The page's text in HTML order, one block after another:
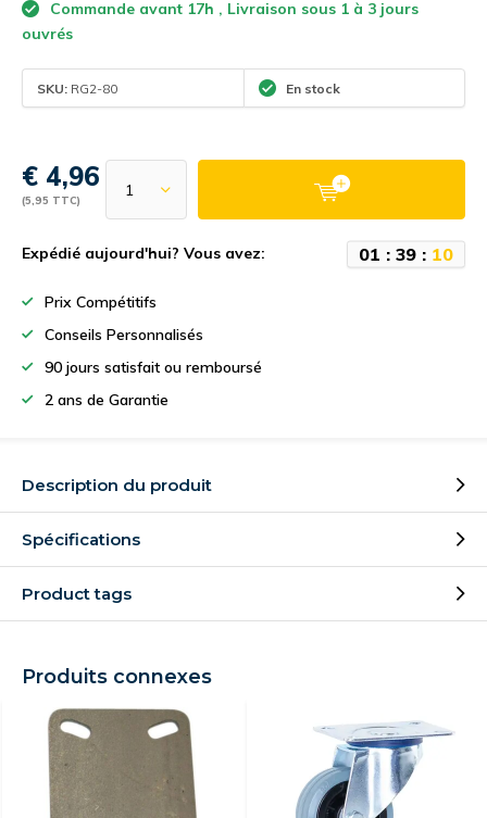
Commande avant 17h , Livraison sous 1 à 3 jours
ouvrés
SKU: RG2-80 En stock
€ 4,96
(5,95 TTC)
Expédié aujourd'hui? Vous avez: 01 : 39 : 09
Prix Compétitifs
Conseils Personnalisés
90 jours satisfait ou remboursé
2 ans de Garantie
Description du produit
Spécifications
Product tags
Produits connexes